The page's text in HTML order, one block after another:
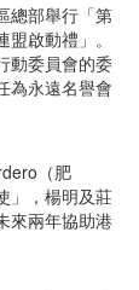
總部舉行「第
啟動禮」。
動委員會的委
為永遠名譽會
（肥
」，楊明及莊
來兩年協助港